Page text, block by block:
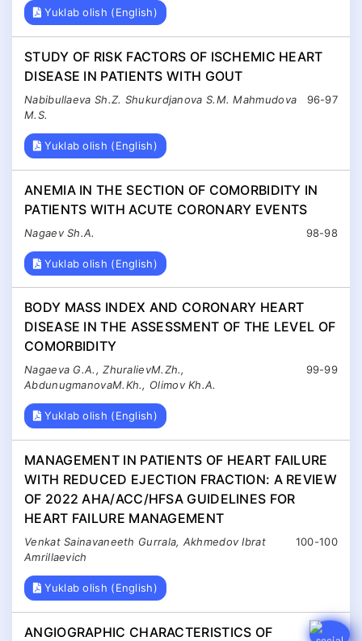
Yuklab olish (English)
STUDY OF RISK FACTORS OF ISCHEMIC HEART
DISEASE IN PATIENTS WITH GOUT
96-97
Nabibullaeva Sh.Z. Shukurdjanova S.M. Mahmudova
M.S.
Yuklab olish (English)
ANEMIA IN THE SECTION OF COMORBIDITY IN
PATIENTS WITH ACUTE CORONARY EVENTS
98-98
Nagaev Sh.А.
Yuklab olish (English)
BODY MASS INDEX AND CORONARY HEART
DISEASE IN THE ASSESSMENT OF THE LEVEL OF
COMORBIDITY
99-99
Nagaeva G.A., ZhuralievM.Zh.,
AbdunugmanovaM.Kh., Olimov Kh.A.
Yuklab olish (English)
MANAGEMENT IN PATIENTS OF HEART FAILURE
WITH REDUCED EJECTION FRACTION: A REVIEW
OF 2022 AHA/ACC/HFSA GUIDELINES FOR
HEART FAILURE MANAGEMENT
100-100
Venkat Sainavaneeth Gurrala, Akhmedov Ibrat
Amrillaevich
Yuklab olish (English)
ANGIOGRAPHIC CHARACTERISTICS OF